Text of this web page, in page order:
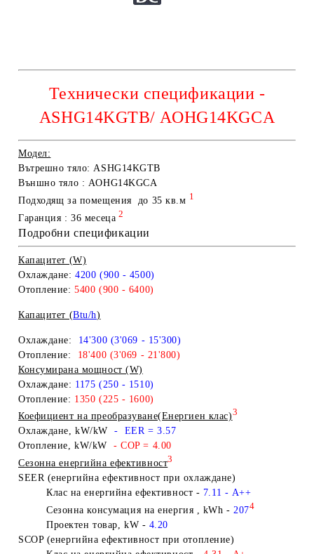
Технически спецификации -
ASHG14KGTB/ AOHG14KGCA
Модел:
Вътрешно тяло: ASHG14KGTB
Външно тяло : AOHG14KGCA
Подходящ за помещения до 35 кв.м 1
Гаранция :36 месеца 2
Подробни спецификации
Капацитет (W)
Охлаждане: 4200 (900 - 4500)
Отопление: 5400 (900 - 6400)
Капацитет (Btu/h)
Охлаждане:
14'300 (3'069 - 15'300)
Отопление:
18'400 (3'069 - 21'800)
Консумирана мощност (W)
Охлаждане: 1175 (250 - 1510)
Отопление: 1350 (225 - 1600)
Коефициент на преобразуване(Енергиен клас)3
Охлаждане, kW/kW - EER = 3.57
Отопление, kW/kW - COP = 4.00
Сезонна енергийна ефективност3
SEER (енергийна ефективност при охлаждане)
Клас на енергийна ефективност - 7.11 - A++
Сезонна консумация на енергия , kWh - 2074
Проектен товар, kW - 4.20
SCOP (енергийна ефективност при отопление)